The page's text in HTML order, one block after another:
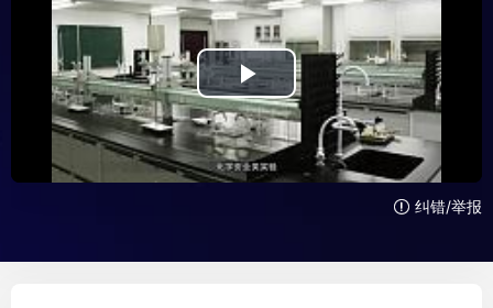
Play
Video
 纠错/举报